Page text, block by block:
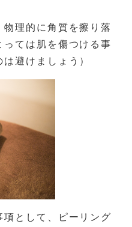
物理的に角質を擦り落
ては肌を傷つける事
避けましょう）
として、ピーリング